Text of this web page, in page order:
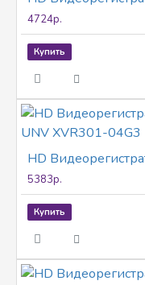
4724р.
Купить
5383р.
Купить